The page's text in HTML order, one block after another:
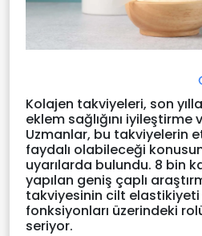
Kolajen takviyeleri, son
eklem sağlığını
Uzmanlar, bu takviyelerin
faydalı olabileceği
uyarılarda bulundu. 8 bin
yapılan geniş çaplı
takviyesinin cilt elastikiyeti
fonksiyonları üzerindeki
seriyor.